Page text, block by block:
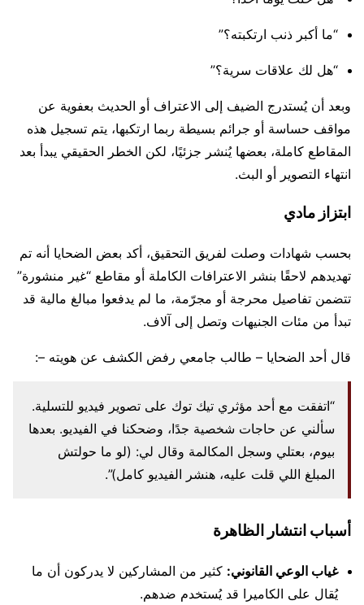
“ما أكبر ذنب ارتكبته؟”
“هل لك علاقات سرية؟”
وبعد أن يُستدرج الضيف إلى الاعتراف أو الحديث بعفوية عن
مواقف حساسة أو جرائم بسيطة ربما ارتكبها، يتم تسجيل هذه
المقاطع كاملة، بعضها يُنشر جزئيًا، لكن الخطر الحقيقي يبدأ بعد
انتهاء التصوير أو البث.
ابتزاز مادي
بحسب شهادات وصلت لفريق التحقيق، أكد بعض الضحايا أنه تم
تهديدهم لاحقًا بنشر الاعترافات الكاملة أو مقاطع “غير منشورة”
تتضمن تفاصيل محرجة أو مجرّمة، ما لم يدفعوا مبالغ مالية قد
تبدأ من مئات الجنيهات وتصل إلى آلاف.
قال أحد الضحايا – طالب جامعي رفض الكشف عن هويته –:
“اتفقت مع أحد مؤثري تيك توك على تصوير فيديو للتسلية.
سألني عن حاجات شخصية جدًا، وضحكنا في الفيديو. بعدها
بيوم، بعتلي وسجل المكالمة وقال لي: (لو ما حولتش
المبلغ اللي قلت عليه، هنشر الفيديو كامل)”.
أسباب انتشار الظاهرة
غياب الوعي القانوني: كثير من المشاركين لا يدركون أن ما
يُقال على الكاميرا قد يُستخدم ضدهم.